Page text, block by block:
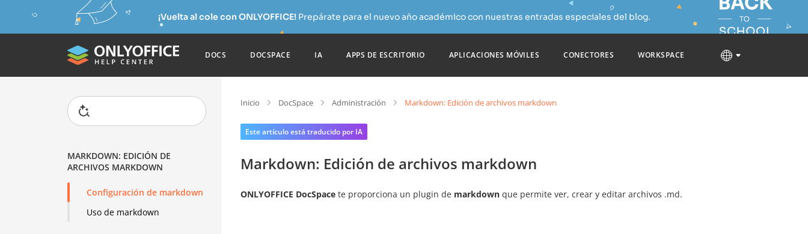
¡Vuelta al cole con ONLYOFFICE!Prepárate para el nuevo año académico con nuestras entradas especiales del blog.
DOCS DOCSPACE IA APPS DE ESCRITORIO APLICACIONES MÓVILES CONECTORES WORKSPACE
MARKDOWN: EDICIÓN DE
ARCHIVOS MARKDOWN
Configuración de markdown
Uso de markdown
Inicio DocSpace Administración Markdown: Edición de archivos markdown
Este artículo está traducido por IA
Markdown: Edición de archivos markdown
ONLYOFFICE DocSpace te proporciona un plugin de markdown que permite ver, crear y editar archivos .md.